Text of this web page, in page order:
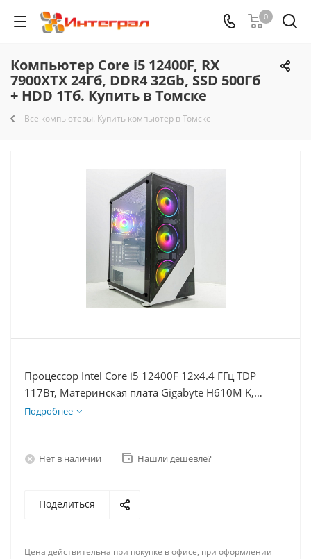
0
Компьютер Core i5 12400F, RX
7900XTX 24Гб, DDR4 32Gb, SSD 500Гб
+ HDD 1Тб. Купить в Томске
Все компьютеры. Купить компьютер в Томске
Процессор Intel Core i5 12400F 12x4.4 ГГц TDP
117Вт, Материнская плата Gigabyte H610M K,
Видеокарта RX 7900XTX 24Гб, Память DDR4 32Gb,
Подробнее
Нет в наличии Нашли дешевле?
Поделиться
Цена действительна при покупке в офисе, при оформлении